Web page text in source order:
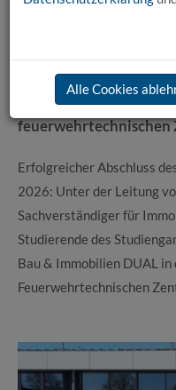
01.07.2026
2026: Studierende
Erfolgreicher Abschluss
2026: Unter der Leitung
Sachverständiger für
Studierende des
Bau & Immobilien DUAL
Feuerwehrtechnischen
Alle Cookies